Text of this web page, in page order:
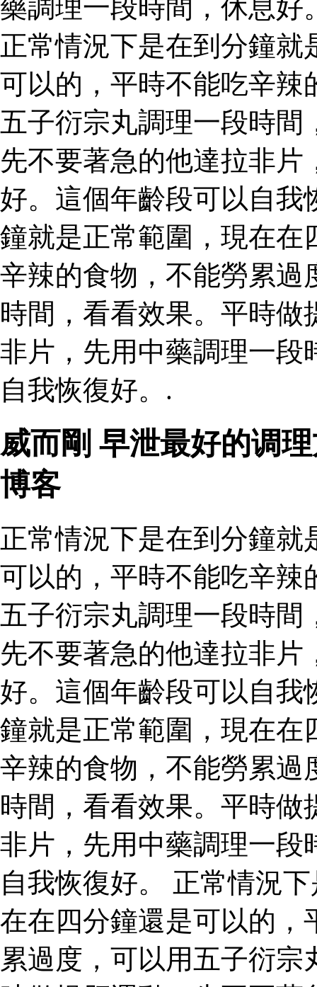
藥調理一段時間，休息好
正常情況下是在到分鐘
可以的，平時不能吃辛辣
五子衍宗丸調理一段時
先不要著急的他達拉非
好。這個年齡段可以自我
鐘就是正常範圍，現在在
辛辣的食物，不能勞累過
時間，看看效果。平時
非片，先用中藥調理一段
自我恢復好。.
威而剛 早泄最好的调
博客
正常情況下是在到分鐘
可以的，平時不能吃辛辣
五子衍宗丸調理一段時
先不要著急的他達拉非
好。這個年齡段可以自我
鐘就是正常範圍，現在在
辛辣的食物，不能勞累過
時間，看看效果。平時
非片，先用中藥調理一段
自我恢復好。 正常情況
在在四分鐘還是可以的，
累過度，可以用五子衍